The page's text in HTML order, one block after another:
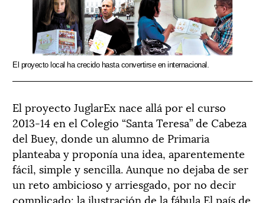
El proyecto local ha crecido hasta convertirse en internacional.
El proyecto JuglarEx nace allá por el curso
2013-14 en el Colegio “Santa Teresa” de Cabeza
del Buey, donde un alumno de Primaria
planteaba y proponía una idea, aparentemente
fácil, simple y sencilla. Aunque no dejaba de ser
un reto ambicioso y arriesgado, por no decir
complicado: la ilustración de la fábula El país de